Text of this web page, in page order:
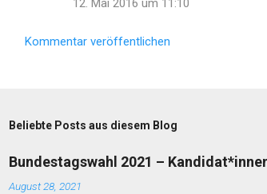
e
r
12. Mai 2016 um 11:10
Kommentar veröffentlichen
Beliebte Posts aus diesem Blog
Bundestagswahl 2021 –
August 28, 2021